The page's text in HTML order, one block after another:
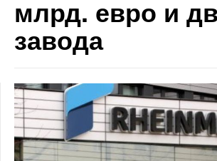
млрд. евро и
завода